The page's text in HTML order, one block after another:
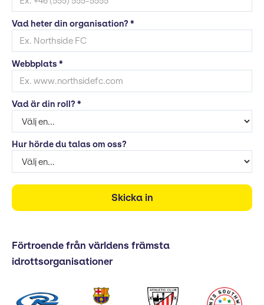
Vad heter din organisation? *
Webbplats *
Vad är din roll? *
Hur hörde du talas om oss?
Förtroende från världens främsta
idrottsorganisationer